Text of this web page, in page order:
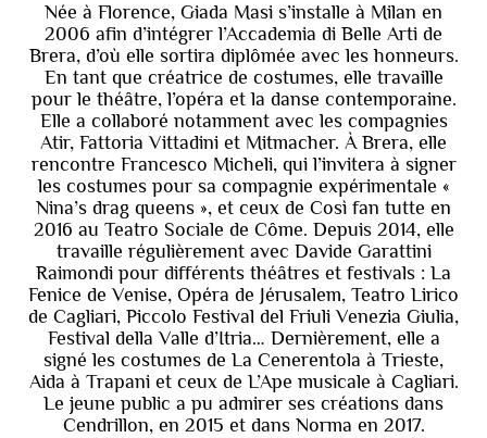
Née à Florence, Giada Masi s’installe à Milan en
2006 afin d’intégrer l’Accademia di Belle Arti de
Brera, d’où elle sortira diplômée avec les honneurs.
En tant que créatrice de costumes, elle travaille
pour le théâtre, l’opéra et la danse contemporaine.
Elle a collaboré notamment avec les compagnies
Atir, Fattoria Vittadini et Mitmacher. À Brera, elle
rencontre Francesco Micheli, qui l’invitera à signer
les costumes pour sa compagnie expérimentale «
Nina’s drag queens », et ceux de Così fan tutte en
2016 au Teatro Sociale de Côme. Depuis 2014, elle
travaille régulièrement avec Davide Garattini
Raimondi pour différents théâtres et festivals : La
Fenice de Venise, Opéra de Jérusalem, Teatro Lirico
de Cagliari, Piccolo Festival del Friuli Venezia Giulia,
Festival della Valle d’Itria… Dernièrement, elle a
signé les costumes de La Cenerentola à Trieste,
Aida à Trapani et ceux de L’Ape musicale à Cagliari.
Le jeune public a pu admirer ses créations dans
Cendrillon, en 2015 et dans Norma en 2017.